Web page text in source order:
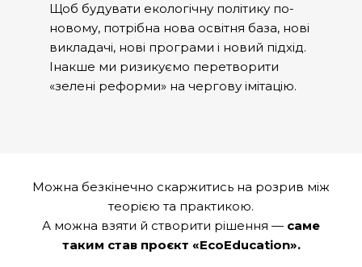
Щоб будувати екологічну політику по-
новому, потрібна нова освітня база, нові
викладачі, нові програми і новий підхід.
Інакше ми ризикуємо перетворити
«зелені реформи» на чергову імітацію.
Можна безкінечно скаржитись на розрив між
теорією та практикою.
А можна взяти й створити рішення — саме
таким став проєкт «EcoEducation».